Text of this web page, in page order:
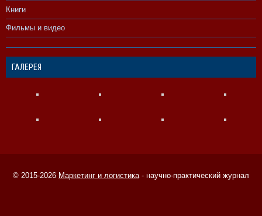
Книги
Фильмы и видео
ГАЛЕРЕЯ
© 2015-2026 Маркетинг и логистика- научно-практический журнал